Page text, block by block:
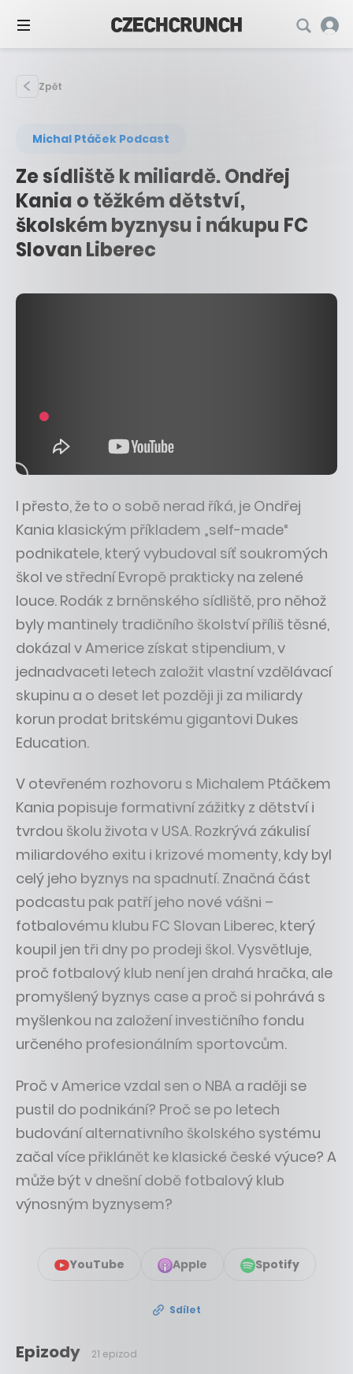
Zpět
Michal Ptáček Podcast
Ze sídliště k miliardě. Ondřej
Kania o těžkém dětství,
školském byznysu i nákupu FC
Slovan Liberec
I přesto, že to o sobě nerad říká, je Ondřej
Kania klasickým příkladem „self-made“
podnikatele, který vybudoval síť soukromých
škol ve střední Evropě prakticky na zelené
louce. Rodák z brněnského sídliště, pro něhož
byly mantinely tradičního školství příliš těsné,
dokázal v Americe získat stipendium, v
jednadvaceti letech založit vlastní vzdělávací
skupinu a o deset let později ji za miliardy
korun prodat britskému gigantovi Dukes
Education.
V otevřeném rozhovoru s Michalem Ptáčkem
Kania popisuje formativní zážitky z dětství i
tvrdou školu života v USA. Rozkrývá zákulisí
miliardového exitu i krizové momenty, kdy byl
celý jeho byznys na spadnutí. Značná část
podcastu pak patří jeho nové vášni –
fotbalovému klubu FC Slovan Liberec, který
koupil jen tři dny po prodeji škol. Vysvětluje,
proč fotbalový klub není jen drahá hračka, ale
promyšlený byznys case a proč si pohrává s
myšlenkou na založení investičního fondu
určeného profesionálním sportovcům.
Proč v Americe vzdal sen o NBA a raději se
pustil do podnikání? Proč se po letech
budování alternativního školského systému
začal více přiklánět ke klasické české výuce? A
může být v dnešní době fotbalový klub
výnosným byznysem?
YouTube Apple Spotify
Sdílet
Epizody 21 epizod